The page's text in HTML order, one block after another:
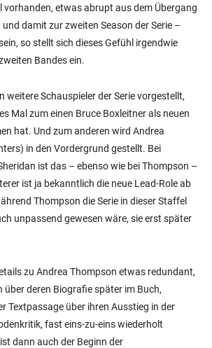
vorhanden, etwas abrupt aus dem Übergang
damit zur zweiten Season der Serie –
so stellt sich dieses Gefühl irgendwie
Bandes ein.
weitere Schauspieler der Serie vorgestellt,
Mal zum einen Bruce Boxleitner als neuen
hat. Und zum anderen wird Andrea
in den Vordergrund gestellt. Bei
ist das – ebenso wie bei Thompson –
ist ja bekanntlich die neue Lead-Role ab
Thompson die Serie in dieser Staffel
unpassend gewesen wäre, sie erst später
zu Andrea Thompson etwas redundant,
über deren Biografie später im Buch,
Textpassage über ihren Ausstieg in der
fast eins-zu-eins wiederholt
dann auch der Beginn der